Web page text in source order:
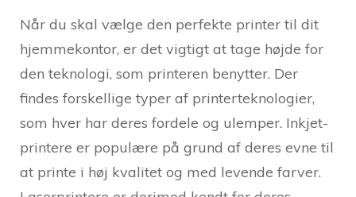
Når du skal vælge den perfekte printer til dit
hjemmekontor, er det vigtigt at tage højde for
den teknologi, som printeren benytter. Der
findes forskellige typer af printerteknologier,
som hver har deres fordele og ulemper. Inkjet-
printere er populære på grund af deres evne til
at printe i høj kvalitet og med levende farver.